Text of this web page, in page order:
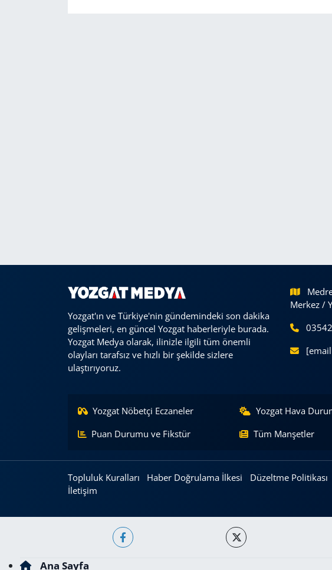
Yozgat'ın ve Türkiye'nin gündemindeki son dakika
gelişmeleri, en güncel Yozgat haberleriyle burada.
Yozgat Medya olarak, ilinizle ilgili tüm önemli
olayları tarafsız ve hızlı bir şekilde sizlere
ulaştırıyoruz.
Merkez /
Yozgat Nöbetçi Eczaneler Yozgat Hava
Puan Durumu ve Fikstür
Tüm Manşetler
Topluluk Kuralları Haber Doğrulama İlkesi Düzeltme Politikası
İletişim
Ana Sayfa